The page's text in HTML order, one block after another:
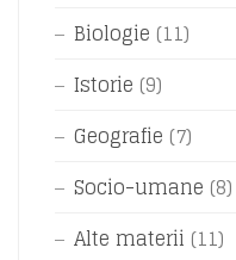
Biologie (11)
Istorie (9)
Geografie (7)
Socio-umane (8)
Alte materii (11)